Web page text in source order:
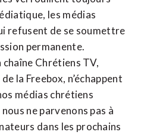
les médias
refusent de se soumettre
permanente.
Chrétiens TV,
la Freebox, n’échappent
médias chrétiens
ne parvenons pas à
dans les prochains